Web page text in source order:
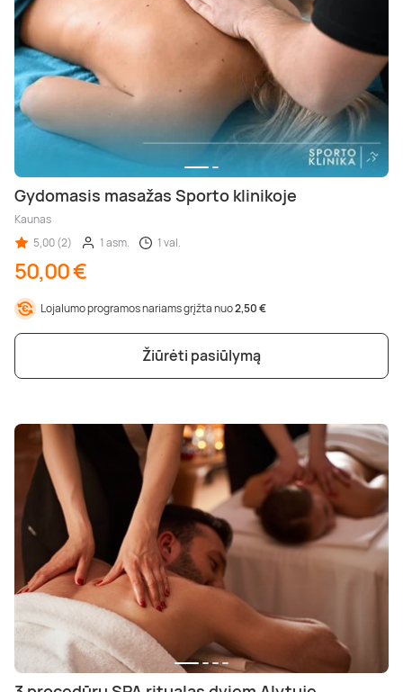
Gydomasis masažas Sporto klinikoje
Kaunas
5,00 (2)
1 asm. 1 val.
50,00 €
Lojalumo programos nariams grįžta nuo2,50 €
Žiūrėti pasiūlymą